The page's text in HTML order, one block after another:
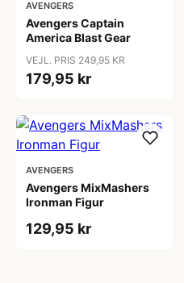
AVENGERS
Avengers Captain
America Blast Gear
VEJL. PRIS 249,95 KR
179,95 kr
AVENGERS
Avengers MixMashers
Ironman Figur
129,95 kr